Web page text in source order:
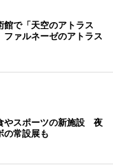
館で「天空のアトラス
ァルネーゼのアトラス
やスポーツの新施設 夜
の常設展も